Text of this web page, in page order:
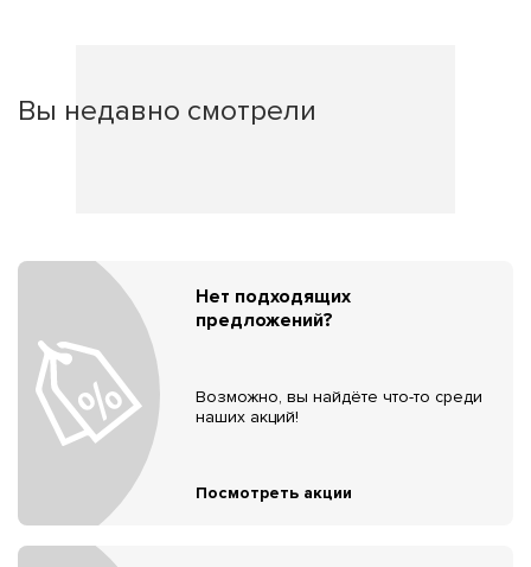
Вы недавно смотрели
Нет подходящих
предложений?
Возможно, вы найдёте что-то среди
наших акций!
Посмотреть акции